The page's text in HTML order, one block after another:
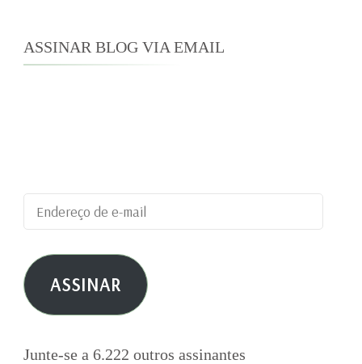
ASSINAR BLOG VIA EMAIL
Endereço
de
e-
mail ASSINAR
Junte-se a 6.222 outros assinantes